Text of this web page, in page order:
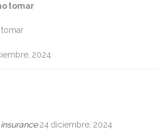
tomar
2024
24 diciembre, 2024